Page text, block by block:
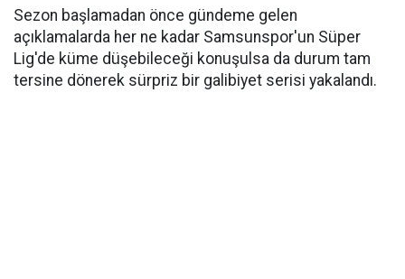
Sezon başlamadan önce gündeme gelen
açıklamalarda her ne kadar Samsunspor'un Süper
Lig'de küme düşebileceği konuşulsa da durum tam
tersine dönerek sürpriz bir galibiyet serisi yakalandı.